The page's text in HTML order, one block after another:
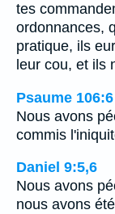
tes
ordonnances,
pratique, ils
leur cou, et ils
Psaume 106:6
Nous avons
commis
Daniel 9:5,6
Nous avons
nous avons